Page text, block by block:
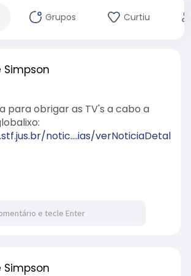
Grupos Curtiu
Simpson
para obrigar as TV's a cabo a
notic....ias/verNoticiaDetal
Simpson